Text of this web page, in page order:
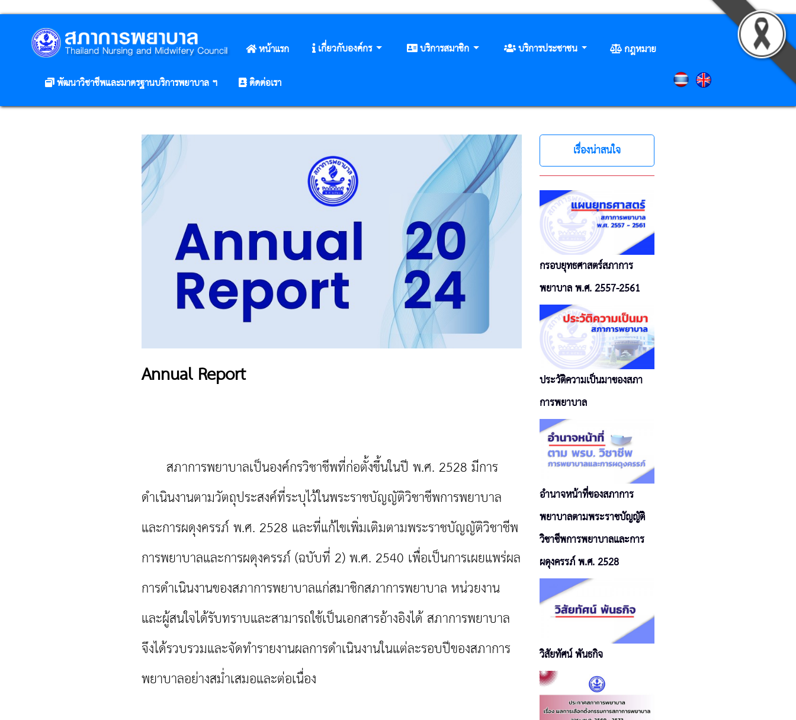
หน้าแรก เกี่ยวกับองค์กร บริการสมาชิก บริการประชาชน
กฎหมาย
พัฒนาวิชาชีพและมาตรฐานบริการพยาบาล ฯ
ติดต่อเรา
Annual Report
สภาการพยาบาลเป็นองค์กรวิชาชีพที่ก่อตั้งขึ้นในปี พ.ศ. 2528 มีการ
ดำเนินงานตามวัตถุประสงค์ที่ระบุไว้ในพระราชบัญญัติวิชาชีพการพยาบาล
และการผดุงครรภ์ พ.ศ. 2528 และที่แก้ไขเพิ่มเติมตามพระราชบัญญัติวิชาชีพ
การพยาบาลและการผดุงครรภ์ (ฉบับที่ 2) พ.ศ. 2540 เพื่อเป็นการเผยแพร่ผล
การดำเนินงานของสภาการพยาบาลแก่สมาชิกสภาการพยาบาล หน่วยงาน
และผู้สนใจได้รับทราบและสามารถใช้เป็นเอกสารอ้างอิงได้ สภาการพยาบาล
จึงได้รวบรวมและจัดทำรายงานผลการดำเนินงานในแต่ละรอบปีของสภาการ
พยาบาลอย่างสม่ำเสมอและต่อเนื่อง
เรื่องน่าสนใจ
กรอบยุทธศาสตร์สภาการ
พยาบาล พ.ศ. 2557-2561
ประวัติความเป็นมาของสภา
การพยาบาล
อำนาจหน้าที่ของสภาการ
พยาบาลตามพระราชบัญญัติ
วิชาชีพการพยาบาลและการ
ผดุงครรภ์ พ.ศ. 2528
วิสัยทัศน์ พันธกิจ